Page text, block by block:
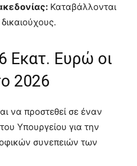
Καταβάλλονται
Εκατ. Ευρώ οι
2026
να προστεθεί σε έναν
Υπουργείου για την
συνεπειών των